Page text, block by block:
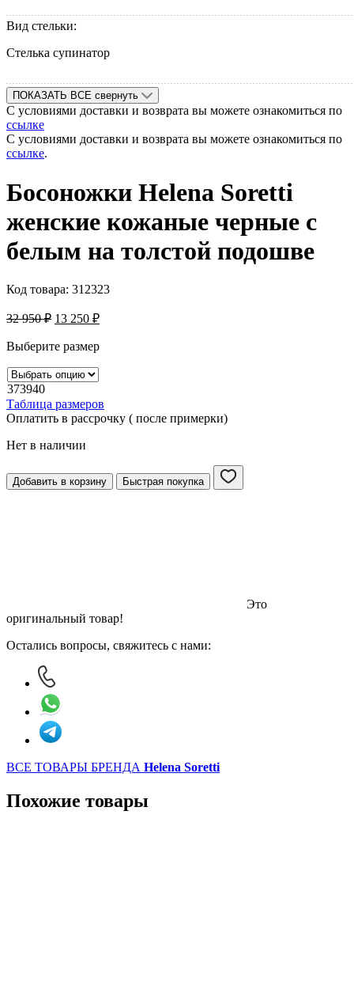
Вид стельки:
Стелька супинатор
ПОКАЗАТЬ ВСЕ свернуть
С условиями доставки и возврата вы можете ознакомиться по
ссылке
С условиями доставки и возврата вы можете ознакомиться по
ссылке.
Босоножки Helena Soretti
женские кожаные черные с
белым на толстой подошве
Код товара: 312323
32 950₽ 13 250 ₽
Выберите размер
373940
Таблица размеров
Оплатить в рассрочку ( после примерки)
Нет в наличии
Добавить в корзину Быстрая покупка
Это
оригинальный товар!
Остались вопросы, свяжитесь с нами:
ВСЕ ТОВАРЫ БРЕНДА Helena Soretti
Похожие товары